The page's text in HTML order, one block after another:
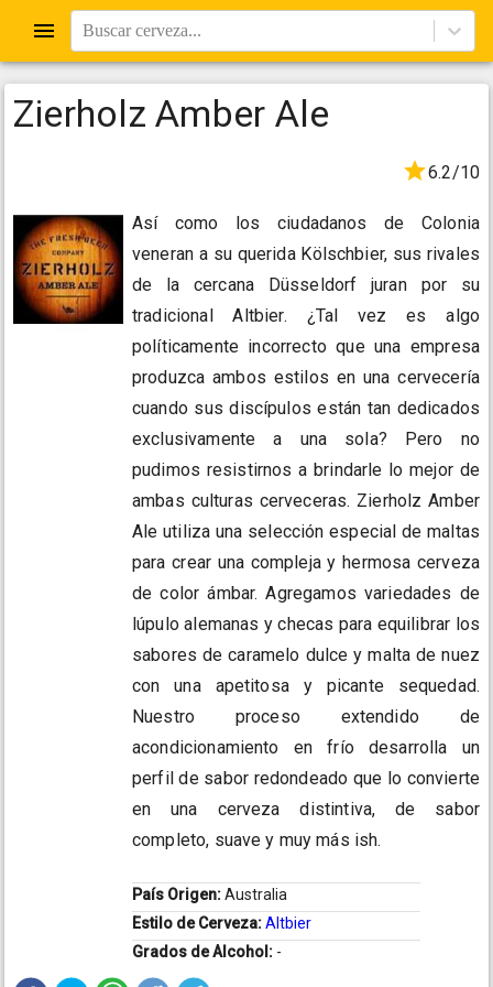
Buscar cerveza...
Zierholz Amber Ale
6.2/10
Así como los ciudadanos de Colonia
veneran a su querida Kölschbier, sus rivales
de la cercana Düsseldorf juran por su
tradicional Altbier. ¿Tal vez es algo
políticamente incorrecto que una empresa
produzca ambos estilos en una cervecería
cuando sus discípulos están tan dedicados
exclusivamente a una sola? Pero no
pudimos resistirnos a brindarle lo mejor de
ambas culturas cerveceras. Zierholz Amber
Ale utiliza una selección especial de maltas
para crear una compleja y hermosa cerveza
de color ámbar. Agregamos variedades de
lúpulo alemanas y checas para equilibrar los
sabores de caramelo dulce y malta de nuez
con una apetitosa y picante sequedad.
Nuestro proceso extendido de
acondicionamiento en frío desarrolla un
perfil de sabor redondeado que lo convierte
en una cerveza distintiva, de sabor
completo, suave y muy más ish.
País Origen:Australia
Estilo de Cerveza:Altbier
Grados de Alcohol: -